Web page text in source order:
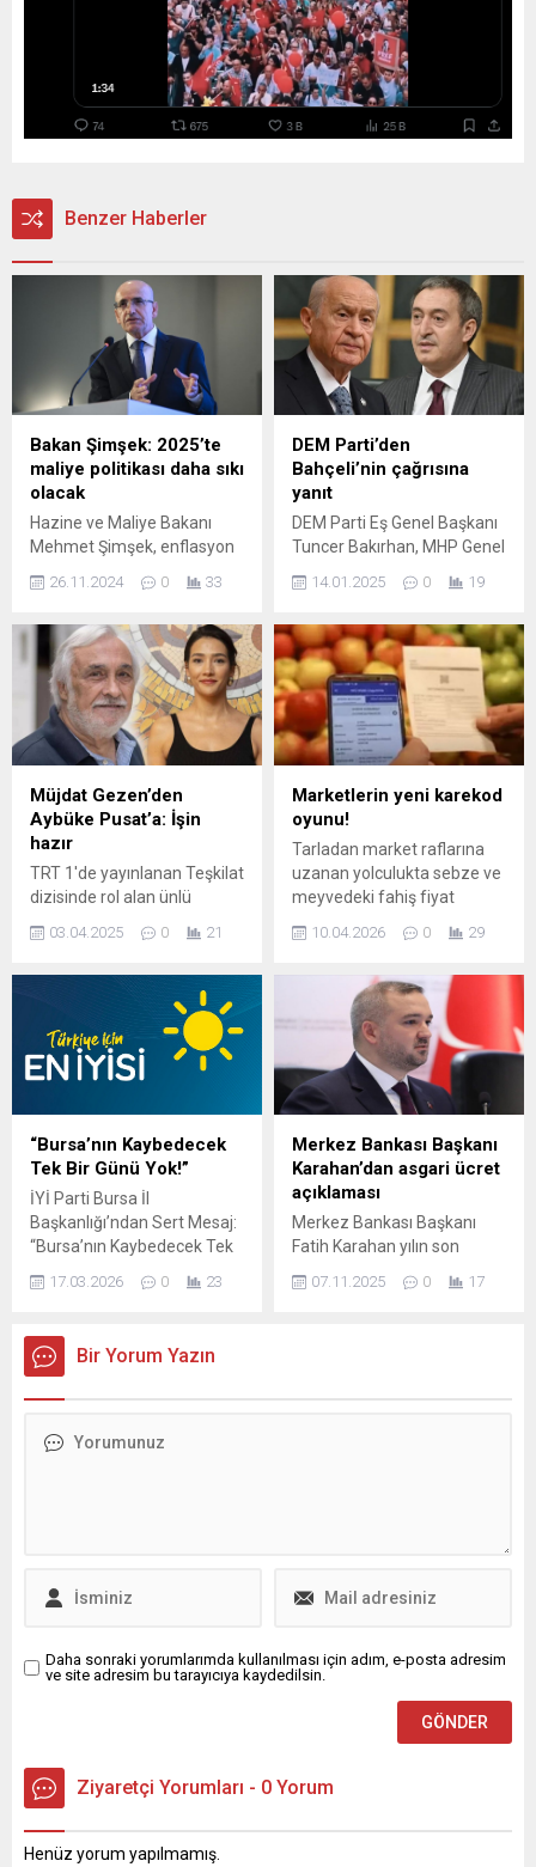
Benzer Haberler
Bakan Şimşek: 2025’te
maliye politikası daha sıkı
olacak
Hazine ve Maliye Bakanı
Mehmet Şimşek, enflasyon
ve maliye politikası hakkında
önemli açıklamalarda
gelişmeler ve stratejiler
üzerine detaylı bilgiler için
yazıyı okuyun.
26.11.2024 0 33
DEM Parti’den
Bahçeli’nin çağrısına
yanıt
DEM Parti Eş Genel Başkanı
Tuncer Bakırhan, MHP Genel
Başkanı Devlet Bahçeli'nin
ikinci görüşme çağrısına
14.01.2025 0 19
Müjdat Gezen’den
Aybüke Pusat’a: İşin
hazır
TRT 1'de yayınlanan Teşkilat
dizisinde rol alan ünlü
sosyal medya hesabından
yapmıyoruz" diyerek boykot
paylaşımı yaptığı için dizinin
kadrosundan çıkarıldı. Usta
sanatçı Müjdat Gezen,
03.04.2025 0 21
Marketlerin yeni karekod
oyunu!
Tarladan market raflarına
uzanan yolculukta sebze ve
meyvedeki fahiş fiyat
karekod sistemine karşı
başladı. Karakodlar çoğu
zaman ya boş sayfalara
yönlendiriyor ya da
etiketlere "0,00" rakamları
giriliyor.
10.04.2026 0 29
“Bursa’nın Kaybedecek
Tek Bir Günü Yok!”
İYİ Parti Bursa İl
Başkanlığı’ndan Sert Mesaj:
“Bursa’nın Kaybedecek Tek
Bir Günü Yok!” İYİ Parti
Bursa İl Başkanlığı’nın geniş
toplantısı, yalnızca bir
istişare değil; aynı zamanda
irade beyanı olarak dikkat
17.03.2026 0 23
Merkez Bankası Başkanı
Karahan’dan asgari ücret
açıklaması
Merkez Bankası Başkanı
Fatih Karahan yılın son
enflasyon raporunu açıkladı.
Karahan, TCMB'nin yıl sonu
07.11.2025 0 17
Bir Yorum Yazın
Daha sonraki yorumlarımda kullanılması için adım, e-posta adresim
ve site adresim bu tarayıcıya kaydedilsin.
Ziyaretçi Yorumları - 0 Yorum
Henüz yorum yapılmamış.